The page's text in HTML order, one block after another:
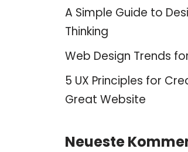
A Simple Guide to
Thinking
Web Design Trends
5 UX Principles for
Great Website
Neueste